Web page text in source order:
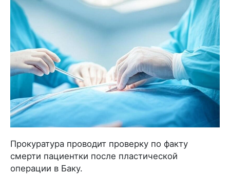
Прокуратура проводит проверку по факту
смерти пациентки после пластической
операции в Баку.